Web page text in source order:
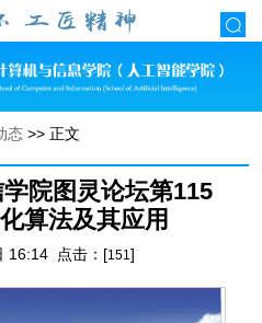
态 >> 正文
学院图灵论坛第115
算法及其应用
16:14 点击：[151]